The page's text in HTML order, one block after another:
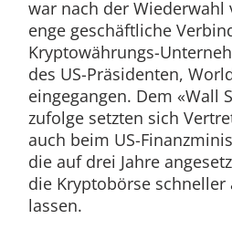
war nach der Wiederwahl
enge geschäftliche
Kryptowährungs-
des US-Präsidenten,
eingegangen. Dem «Wall
zufolge setzten sich
auch beim US-
die auf drei Jahre
die Kryptobörse schneller
lassen.